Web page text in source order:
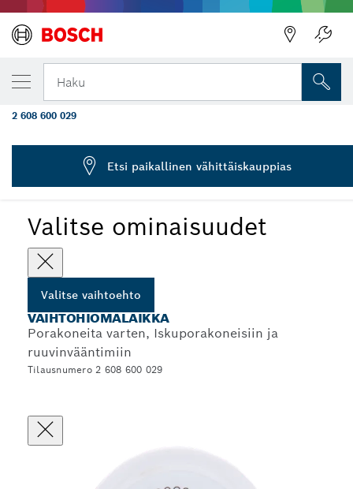
Haku
Valitse ominaisuudet
Valitse vaihtoehto
VAIHTOHIOMALAIKKA
Porakoneita varten, Iskuporakoneisiin ja
ruuvinvääntimiin
Tilausnumero 2 608 600 029
VALITSEMASI VAIHTOEHTO
Varahiomalaikka poranterien
teroituslaitteelle
2 608 600 029
Etsi paikallinen vähittäiskauppias